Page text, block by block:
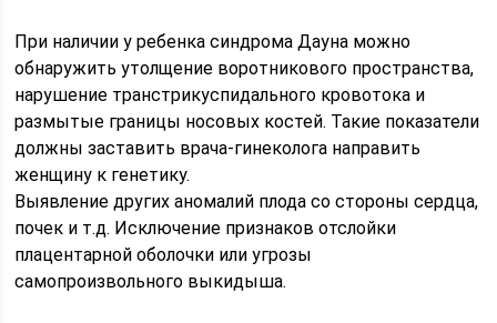
При наличии у ребенка синдрома Дауна можно
обнаружить утолщение воротникового пространства,
нарушение транстрикуспидального кровотока и
размытые границы носовых костей. Такие показатели
должны заставить врача-гинеколога направить
женщину к генетику.
Выявление других аномалий плода со стороны сердца,
почек и т.д. Исключение признаков отслойки
плацентарной оболочки или угрозы
самопроизвольного выкидыша.